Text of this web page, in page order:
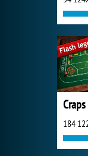
Craps
184